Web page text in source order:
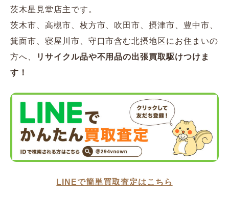
茨木星見堂店主です。
茨木市、高槻市、枚方市、吹田市、摂津市、豊中市、
箕面市、寝屋川市、守口市含む北摂地区にお住まいの
方へ、
リサイクル品や不用品の出張買取駆けつけま
す！
LINEで簡単買取査定はこちら